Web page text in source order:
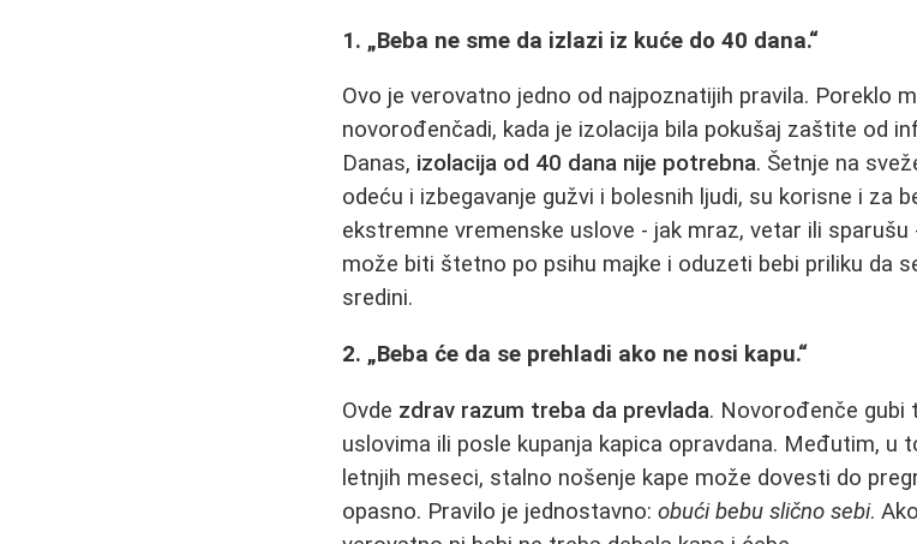
1. „Beba ne sme da izlazi iz kuće do 40 dana.“
Ovo je verovatno jedno od najpoznatijih pravila. Poreklo
novorođenčadi, kada je izolacija bila pokušaj zaštite od
Danas, izolacija od 40 dana nije potrebna. Šetnje na
odeću i izbegavanje gužvi i bolesnih ljudi, su korisne i za
ekstremne vremenske uslove - jak mraz, vetar ili
može biti štetno po psihu majke i oduzeti bebi priliku da
sredini.
2. „Beba će da se prehladi ako ne nosi kapu.“
Ovde zdrav razum treba da prevlada. Novorođenče gubi
uslovima ili posle kupanja kapica opravdana. Međutim, u
letnjih meseci, stalno nošenje kape može dovesti do
opasno. Pravilo je jednostavno:obući bebu slično sebi.